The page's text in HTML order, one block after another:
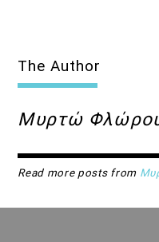
The Author
Μυρτώ
Read more posts from